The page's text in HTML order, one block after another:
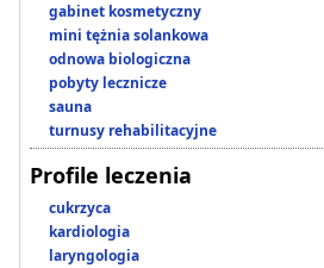
gabinet kosmetyczny
mini tężnia solankowa
odnowa biologiczna
pobyty lecznicze
sauna
turnusy rehabilitacyjne
Profile leczenia
cukrzyca
kardiologia
laryngologia